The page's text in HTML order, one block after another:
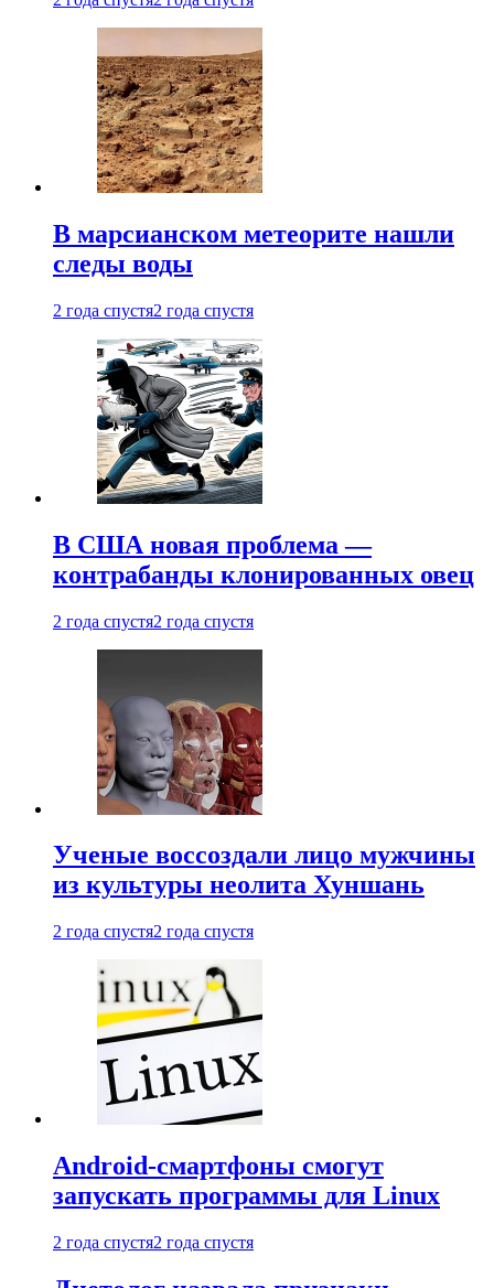
В марсианском метеорите нашли
следы воды
2 года спустя2 года спустя
В США новая проблема —
контрабанды клонированных овец
2 года спустя2 года спустя
Ученые воссоздали лицо мужчины
из культуры неолита Хуншань
2 года спустя2 года спустя
Android-смартфоны смогут
запускать программы для Linux
2 года спустя2 года спустя